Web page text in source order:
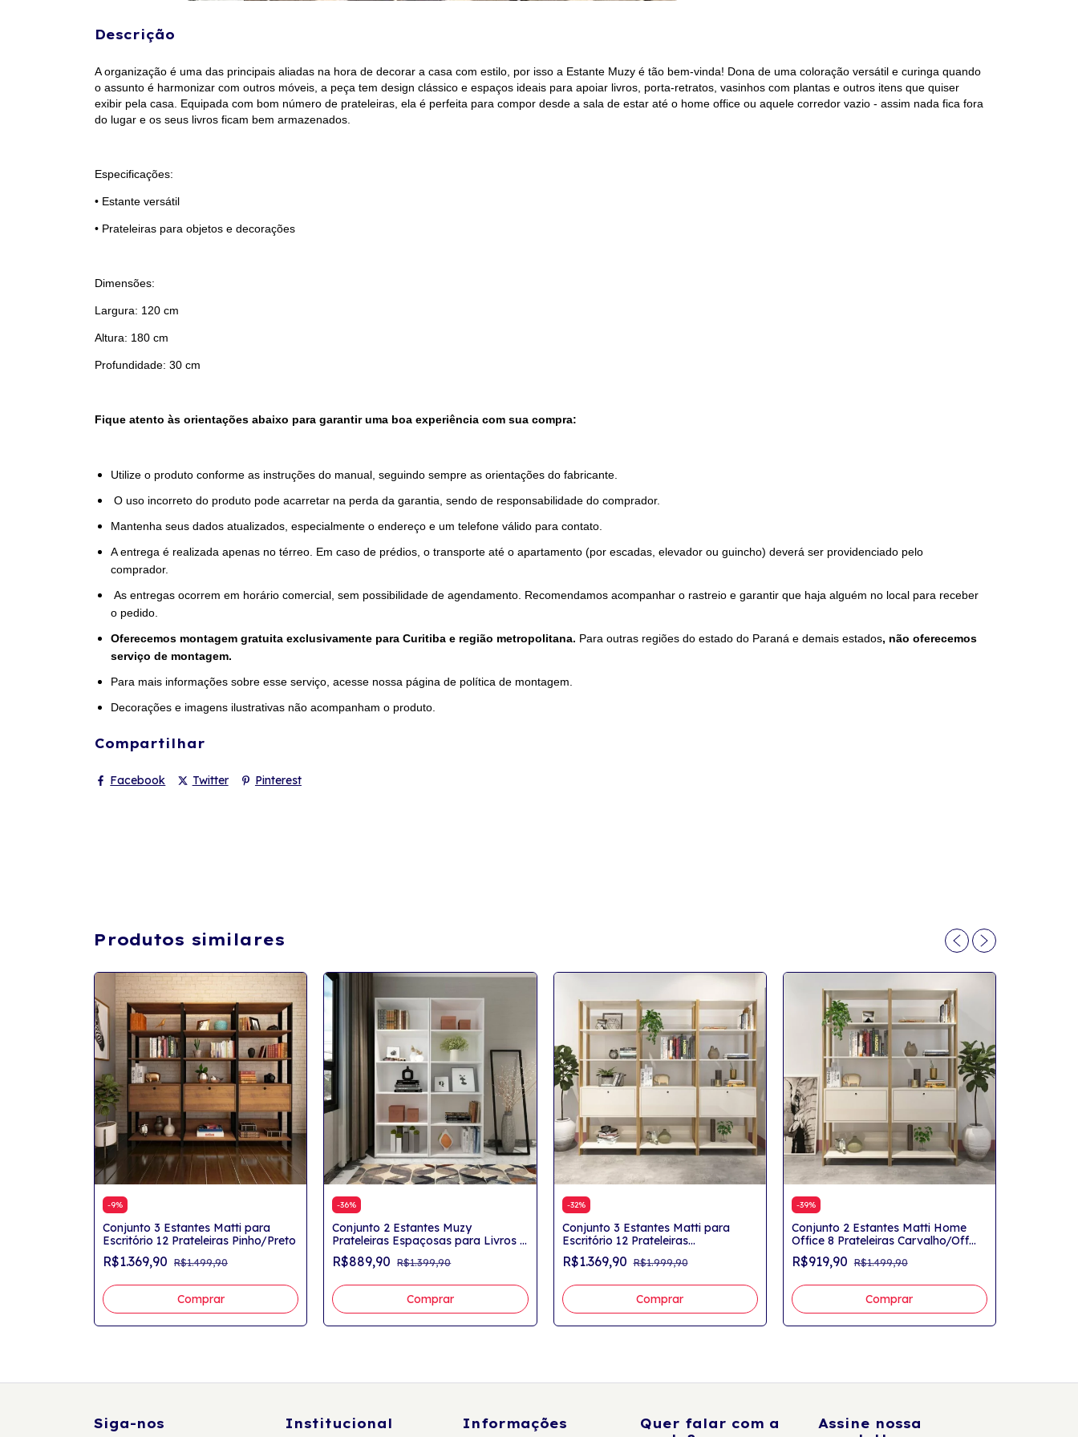
Descrição
A organização é uma das principais aliadas na hora de decorar a casa com estilo, por isso a Estante Muzy é tão bem-vinda! Dona de uma coloração versátil e curinga quando
o assunto é harmonizar com outros móveis, a peça tem design clássico e espaços ideais para apoiar livros, porta-retratos, vasinhos com plantas e outros itens que quiser
exibir pela casa. Equipada com bom número de prateleiras, ela é perfeita para compor desde a sala de estar até o home office ou aquele corredor vazio - assim nada fica fora
do lugar e os seus livros ficam bem armazenados.
Especificações:
• Estante versátil
• Prateleiras para objetos e decorações
Dimensões:
Largura: 120 cm
Altura: 180 cm
Profundidade: 30 cm
Fique atento às orientações abaixo para garantir uma boa experiência com sua compra:
Utilize o produto conforme as instruções do manual, seguindo sempre as orientações do fabricante.
O uso incorreto do produto pode acarretar na perda da garantia, sendo de responsabilidade do comprador.
Mantenha seus dados atualizados, especialmente o endereço e um telefone válido para contato.
A entrega é realizada apenas no térreo. Em caso de prédios, o transporte até o apartamento (por escadas, elevador ou guincho) deverá ser providenciado pelo
comprador.
As entregas ocorrem em horário comercial, sem possibilidade de agendamento. Recomendamos acompanhar o rastreio e garantir que haja alguém no local para receber
o pedido.
Oferecemos montagem gratuita exclusivamente para Curitiba e região metropolitana. Para outras regiões do estado do Paraná e demais estados, não oferecemos
serviço de montagem.
Para mais informações sobre esse serviço, acesse nossa página de política de montagem.
Decorações e imagens ilustrativas não acompanham o produto.
Compartilhar
Facebook Twitter Pinterest
Produtos similares
-9%
Conjunto 3 Estantes Matti para
Escritório 12 Prateleiras Pinho/Preto
R$1.369,90 R$1.499,90
-36%
Conjunto 2 Estantes Muzy
Prateleiras Espaçosas para Livros e
Decorações Branco
R$889,90 R$1.399,90
-32%
Conjunto 3 Estantes Matti para
Escritório 12 Prateleiras
Carvalho/Off White
R$1.369,90 R$1.999,90
-39%
Conjunto 2 Estantes Matti Home
Office 8 Prateleiras Carvalho/Off
White
R$919,90 R$1.499,90
Siga-nos Institucional Informações
Quer falar com a
Assine nossa